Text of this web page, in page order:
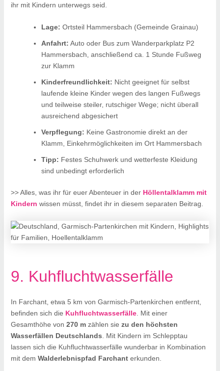
ihr mit Kindern unterwegs seid.
Lage: Ortsteil Hammersbach (Gemeinde Grainau)
Anfahrt: Auto oder Bus zum Wanderparkplatz P2
Hammersbach, anschließend ca. 1 Stunde Fußweg
zur Klamm
Kinderfreundlichkeit: Nicht geeignet für selbst
laufende kleine Kinder wegen des langen Fußwegs
und teilweise steiler, rutschiger Wege; nicht überall
ausreichend abgesichert
Verpflegung: Keine Gastronomie direkt an der
Klamm, Einkehrmöglichkeiten im Ort Hammersbach
Tipp: Festes Schuhwerk und wetterfeste Kleidung
sind unbedingt erforderlich
>> Alles, was ihr für euer Abenteuer in der Höllentalklamm mit
Kindern wissen müsst, findet ihr in diesem separaten Beitrag.
9. Kuhfluchtwasserfälle
In Farchant, etwa 5 km von Garmisch-Partenkirchen entfernt,
befinden sich die Kuhfluchtwasserfälle. Mit einer
Gesamthöhe von 270 mzählen sie zu den höchsten
Wasserfällen Deutschlands . Mit Kindern im Schlepptau
lassen sich die Kuhfluchtwasserfälle wunderbar in Kombination
mit dem Walderlebnispfad Farchanterkunden.